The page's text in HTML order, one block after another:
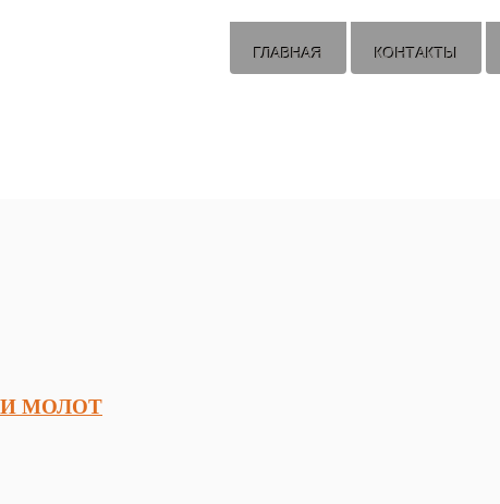
ГЛАВНАЯ КОНТАКТЫ
И МОЛОТ